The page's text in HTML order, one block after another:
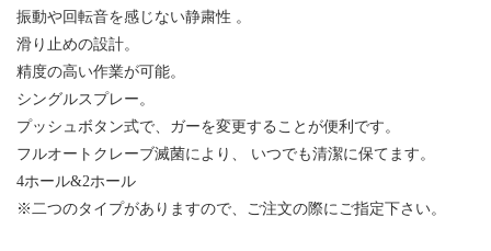
振動や回転音を感じない静粛性 。
滑り止めの設計。
精度の高い作業が可能。
シングルスプレー。
プッシュボタン式で、ガーを変更することが便利です。
フルオートクレーブ滅菌により、 いつでも清潔に保てます。
4ホール&2ホール
※二つのタイプがありますので、ご注文の際にご指定下さい。